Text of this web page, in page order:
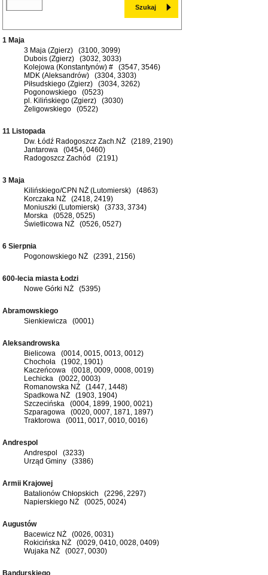
1 Maja
3 Maja (Zgierz) (3100, 3099)
Dubois (Zgierz) (3032, 3033)
Kolejowa (Konstantynów) # (3547, 3546)
MDK (Aleksandrów) (3304, 3303)
Piłsudskiego (Zgierz) (3034, 3262)
Pogonowskiego (0523)
pl. Kilińskiego (Zgierz) (3030)
Żeligowskiego (0522)
11 Listopada
Dw. Łódź Radogoszcz Zach.NŻ (2189, 2190)
Jantarowa (0454, 0460)
Radogoszcz Zachód (2191)
3 Maja
Kilińskiego/CPN NŻ (Lutomiersk) (4863)
Korczaka NŻ (2418, 2419)
Moniuszki (Lutomiersk) (3733, 3734)
Morska (0528, 0525)
Świetlicowa NŻ (0526, 0527)
6 Sierpnia
Pogonowskiego NŻ (2391, 2156)
600-lecia miasta Łodzi
Nowe Górki NŻ (5395)
Abramowskiego
Sienkiewicza (0001)
Aleksandrowska
Bielicowa (0014, 0015, 0013, 0012)
Chochoła (1902, 1901)
Kaczeńcowa (0018, 0009, 0008, 0019)
Lechicka (0022, 0003)
Romanowska NŻ (1447, 1448)
Spadkowa NŻ (1903, 1904)
Szczecińska (0004, 1899, 1900, 0021)
Szparagowa (0020, 0007, 1871, 1897)
Traktorowa (0011, 0017, 0010, 0016)
Andrespol
Andrespol (3233)
Urząd Gminy (3386)
Armii Krajowej
Batalionów Chłopskich (2296, 2297)
Napierskiego NŻ (0025, 0024)
Augustów
Bacewicz NŻ (0026, 0031)
Rokicińska NŻ (0029, 0410, 0028, 0409)
Wujaka NŻ (0027, 0030)
Bandurskiego